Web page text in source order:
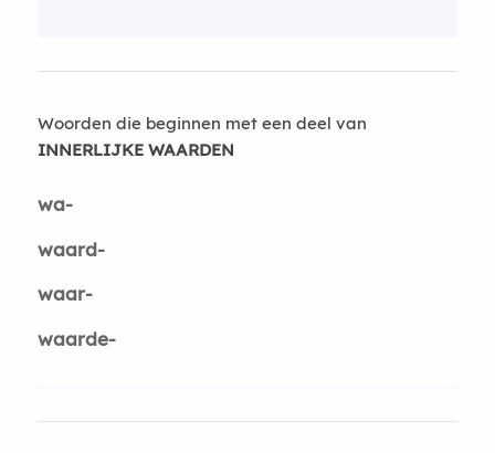
Woorden die beginnen met een deel van
INNERLIJKE WAARDEN
wa-
waard-
waar-
waarde-